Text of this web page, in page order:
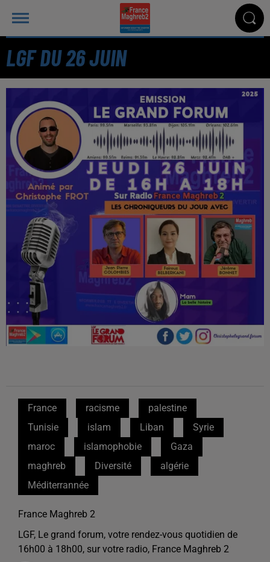
LGF DU 26 JUIN
France racisme
palestine
Tunisie
islam Liban
Syrie
maroc
islamophobie
Gaza
maghreb
Diversité
algérie
Méditerrannée
France Maghreb 2
LGF, Le grand forum, votre rendez-vous quotidien de
16h00 à 18h00, sur votre radio, France Maghreb 2